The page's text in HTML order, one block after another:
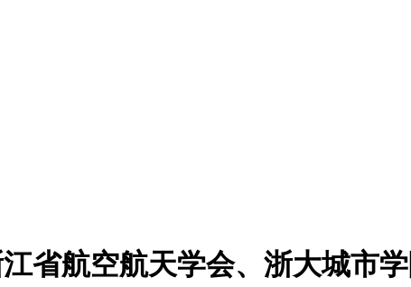
省航空航天学会、浙大城市